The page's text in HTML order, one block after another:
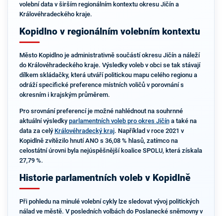
volební data v širším regionálním kontextu okresu Jičín a
Královéhradeckého kraje.
Kopidlno v regionálním volebním kontextu
Město Kopidlno je administrativně součástí okresu Jičín a náleží
do Královéhradeckého kraje. Výsledky voleb v obci se tak stávají
dílkem skládačky, která utváří politickou mapu celého regionu a
odráží specifické preference místních voličů v porovnání s
okresním i krajským průměrem.
Pro srovnání preferencí je možné nahlédnout na souhrnné
aktuální výsledky parlamentních voleb pro okres Jičína také na
data za celý Královéhradecký kraj. Například v roce 2021 v
Kopidlně zvítězilo hnutí ANO s 36,08 % hlasů, zatímco na
celostátní úrovni byla nejúspěšnější koalice SPOLU, která získala
27,79 %.
Historie parlamentních voleb v Kopidlně
Při pohledu na minulé volební cykly lze sledovat vývoj politických
nálad ve městě. V posledních volbách do Poslanecké sněmovny v